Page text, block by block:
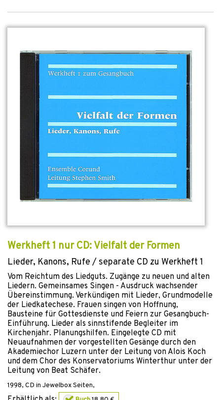
Werkheft 1 nur CD: Vielfalt der Formen
Lieder, Kanons, Rufe / separate CD zu Werkheft 1
Vom Reichtum des Liedguts. Zugänge zu neuen und alten
Liedern. Gemeinsames Singen - Ausdruck wachsender
Übereinstimmung. Verkündigen mit Lieder, Grundmodelle
der Liedkatechese. Frauen singen von Hoffnung,
Bausteine für Gottesdienste und Feiern zur Gesangbuch-
Einführung. Lieder als sinnstifende Begleiter im
Kirchenjahr. Planungshilfen. Eingelegte CD mit
Neuaufnahmen der vorgestellten Gesänge durch den
Akademiechor Luzern unter der Leitung von Alois Koch
und dem Chor des Konservatoriums Winterthur unter der
Leitung von Beat Schäfer.
1998, CD in JewelboxSeiten,